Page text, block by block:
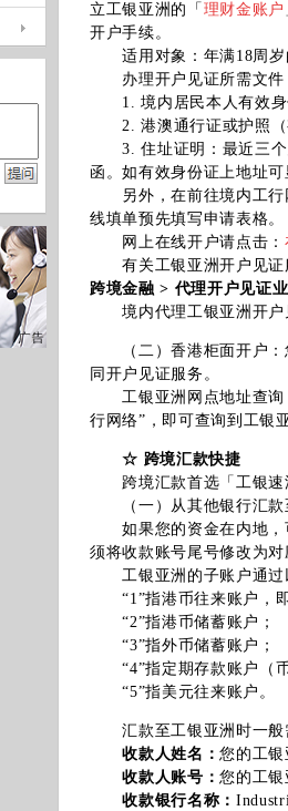
立工银亚洲的「 理财金账户
开户手续。
适用对象：年满18周岁
办理开户见证所需文件
1. 境内居民本人有效身
2. 港澳通行证或护照（
3. 住址证明：最近三个
函。如有效身份证上地址
另外，在前往境内工行
线填单预先填写申请表格。
网上在线开户请点击：
有关工银亚洲开户见证
跨境金融 > 代理开户见证
境内代理工银亚洲开户
（二）香港柜面开户：
同开户见证服务。
工银亚洲网点地址查询
行网络”，即可查询到工银
☆ 跨境汇款快捷
跨境汇款首选「工银速
（一）从其他银行汇款
如果您的资金在内地，
须将收款账号尾号修改为
工银亚洲的子账户通过
“1”指港币往来账户，
“2”指港币储蓄账户；
“3”指外币储蓄账户；
“4”指定期存款账户（
“5”指美元往来账户。
汇款至工银亚洲时一般
收款人姓名：您的工
收款人账号：您的工
收款银行名称：